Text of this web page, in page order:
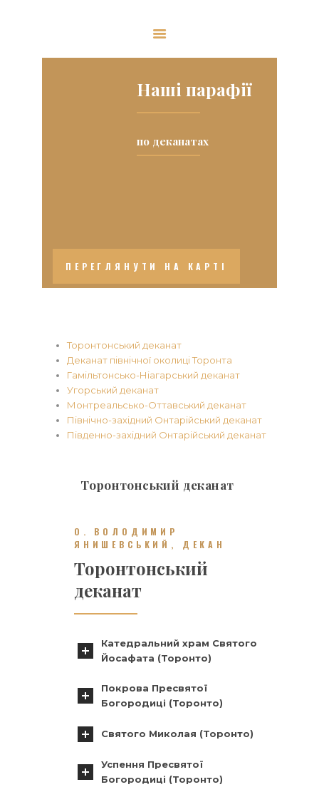
The Ukrainian Catholic Eparchy of
Toronto and Eastern Canada
UKR
Наші парафії
по деканатах
ПЕРЕГЛЯНУТИ НА КАРТІ
Торонтонський деканат
Деканат північної околиці Торонта
Гамільтонсько-Ніагарський деканат
Угорський деканат
Монтреальсько-Оттавський деканат
Північно-західний Онтарійський деканат
Південно-західний Онтарійський деканат
Торонтонський деканат
О. ВОЛОДИМИР
ЯНИШЕВСЬКИЙ, ДЕКАН
Торонтонський
деканат
Катедральний храм Святого
Йосафата (Торонто)
Покрова Пресвятої
Богородиці (Торонто)
Святого Миколая (Торонто)
Успення Пресвятої
Богородиці (Торонто)